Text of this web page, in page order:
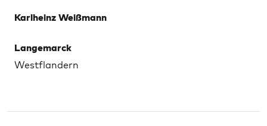
Karlheinz Weißmann
Langemarck
Westflandern